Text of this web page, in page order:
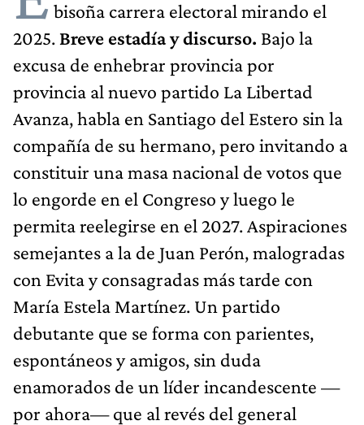
bisoña carrera electoral mirando el
2025. Breve estadía y discurso. Bajo la
excusa de enhebrar provincia por
provincia al nuevo partido La Libertad
Avanza, habla en Santiago del Estero sin la
compañía de su hermano, pero invitando a
constituir una masa nacional de votos que
lo engorde en el Congreso y luego le
permita reelegirse en el 2027. Aspiraciones
semejantes a la de Juan Perón, malogradas
con Evita y consagradas más tarde con
María Estela Martínez. Un partido
debutante que se forma con parientes,
espontáneos y amigos, sin duda
enamorados de un líder incandescente —
por ahora— que al revés del general